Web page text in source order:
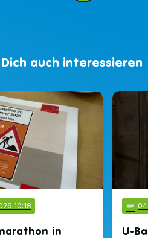
auch interessieren
10:18
in
notes 04
U-